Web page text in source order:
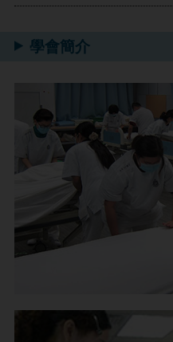
學會簡介